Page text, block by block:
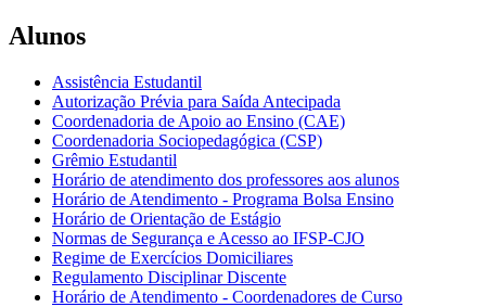
Alunos
Assistência Estudantil
Autorização Prévia para Saída Antecipada
Coordenadoria de Apoio ao Ensino (CAE)
Coordenadoria Sociopedagógica (CSP)
Grêmio Estudantil
Horário de atendimento dos professores aos alunos
Horário de Atendimento - Programa Bolsa Ensino
Horário de Orientação de Estágio
Normas de Segurança e Acesso ao IFSP-CJO
Regime de Exercícios Domiciliares
Regulamento Disciplinar Discente
Horário de Atendimento - Coordenadores de Curso